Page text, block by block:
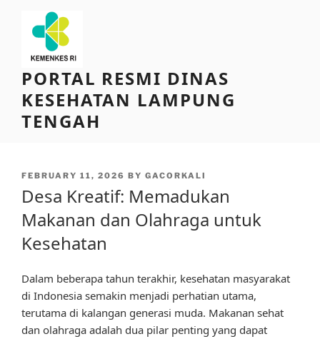
content
PORTAL RESMI DINAS
KESEHATAN LAMPUNG
TENGAH
POSTED
FEBRUARY 11, 2026 BY GACORKALI
Desa Kreatif: Memadukan
Makanan dan Olahraga untuk
Kesehatan
Dalam beberapa tahun terakhir, kesehatan masyarakat
di Indonesia semakin menjadi perhatian utama,
terutama di kalangan generasi muda. Makanan sehat
dan olahraga adalah dua pilar penting yang dapat